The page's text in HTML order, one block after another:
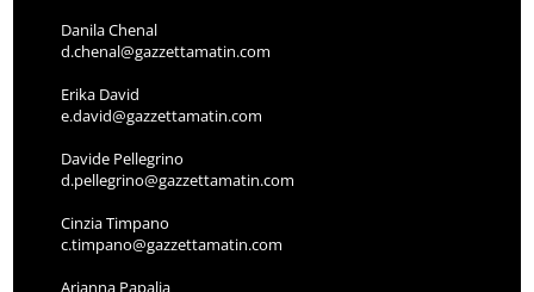
Danila Chenal
d.chenal@gazzettamatin.com
Erika David
e.david@gazzettamatin.com
Davide Pellegrino
d.pellegrino@gazzettamatin.com
Cinzia Timpano
c.timpano@gazzettamatin.com